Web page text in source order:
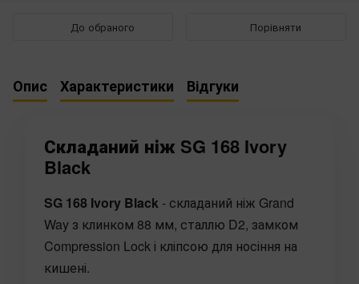
До обраного Порівняти
Опис Характеристики Відгуки
Складаний ніж SG 168 Ivory
Black
SG 168 Ivory Black - складаний ніж Grand
Way з клинком 88 мм, сталлю D2, замком
Compression Lock і кліпсою для носіння на
кишені.